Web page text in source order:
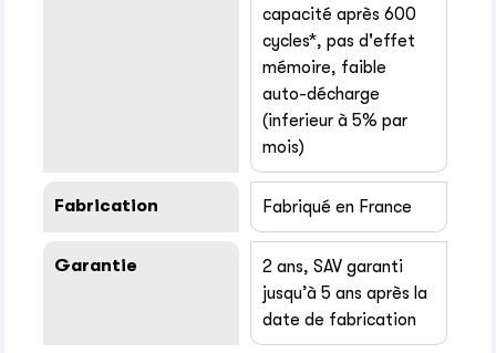
capacité après 600
cycles*, pas d'effet
mémoire, faible
auto-décharge
(inferieur à 5% par
mois)
Fabrication Fabriqué en France
Garantie
2 ans, SAV garanti
jusqu’à 5 ans après la
date de fabrication